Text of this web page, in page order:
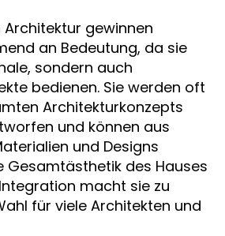
gewinnen
an Bedeutung, da sie
sondern auch
bedienen. Sie werden oft
Architekturkonzepts
und können aus
und Designs
Gesamtästhetik des Hauses
macht sie zu
für viele Architekten und